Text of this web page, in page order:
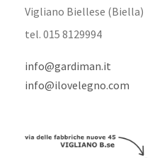
Vigliano Biellese (Biella)
tel. 015 8129994
info@gardiman.it
info@ilovelegno.com